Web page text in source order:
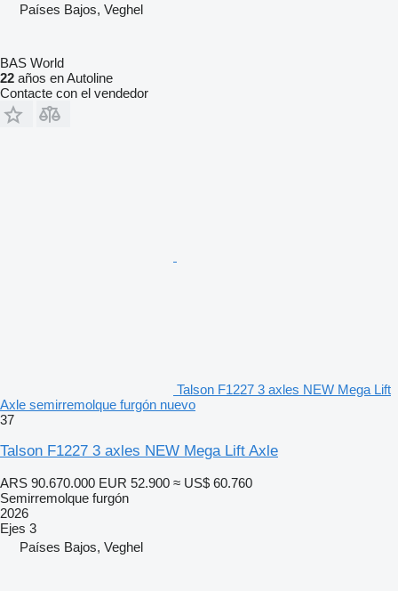
Países Bajos, Veghel
BAS World
22 años en Autoline
Contacte con el vendedor
Talson F1227 3 axles NEW Mega Lift
Axle semirremolque furgón nuevo
37
Talson F1227 3 axles NEW Mega Lift Axle
ARS 90.670.000 EUR 52.900 ≈ US$ 60.760
Semirremolque furgón
2026
Ejes 3
Países Bajos, Veghel